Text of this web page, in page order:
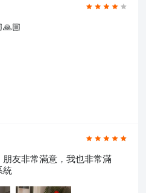
友非常滿意，我也非常滿
統